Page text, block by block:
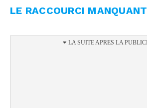
LE RACCOURCI MANQUANT